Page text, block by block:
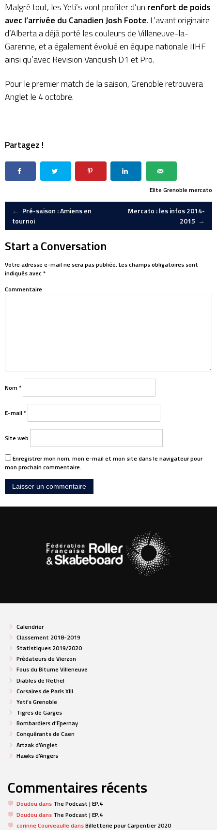
Malgré tout, les Yeti’s vont profiter d’un renfort de poids
avec l’arrivée du Canadien Josh Foote. L’avant originaire
d’Alberta a déjà porté les couleurs de Villeneuve-la-
Garenne, et a également évolué en équipe nationale IIHF
ainsi qu’avec Revision Vanquish D1 et Pro.
Pour le premier match de la saison, Grenoble retrouvera
Anglet le 4 octobre.
Partagez !
EliteGrenoblemercato
Post
navigation
← Pré-saison : Amiens en
tournoi
Mercato : les infos 2014-
2015 →
Start a Conversation
Votre adresse e-mail ne sera pas publiée. Les champs obligatoires sont
indiqués avec*
Commentaire
Nom *
E-mail *
Site web
Enregistrer mon nom, mon e-mail et mon site dans le navigateur pour
mon prochain commentaire.
Calendrier
Classement 2018-2019
Statistiques 2019/2020
Prédateurs de Vierzon
Fous du Bitume Villeneuve
Diables de Rethel
Corsaires de Paris XIII
Yeti’s Grenoble
Tigres de Garges
Bombardiers d’Epernay
Conquérants de Caen
Artzak d’Anglet
Hawks d’Angers
Commentaires récents
Doudou dans The Podcast | EP.4
Doudou dans The Podcast | EP.4
corinne Courveaulle dansBilletterie pour Carpentier 2020